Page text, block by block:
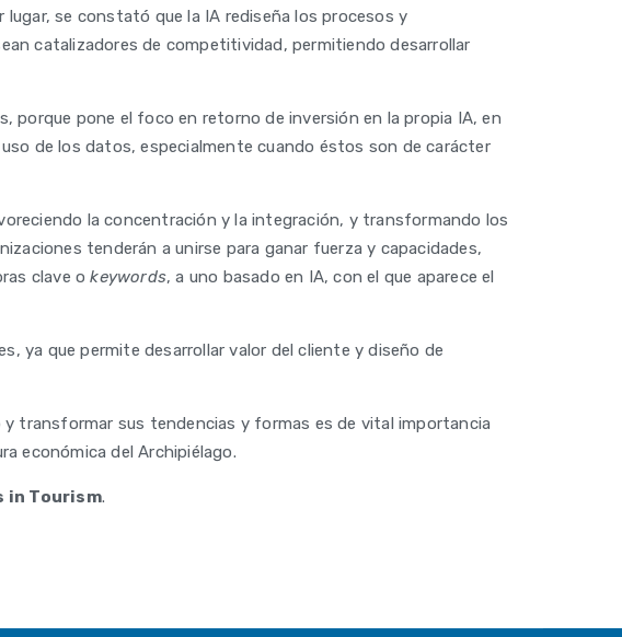
se constató que la IA rediseña los procesos y
catalizadores de competitividad, permitiendo desarrollar
porque pone el foco en retorno de inversión en la propia IA, en
de los datos, especialmente cuando éstos son de carácter
la concentración y la integración, y transformando los
tenderán a unirse para ganar fuerza y capacidades,
clave okeywords, a uno basado en IA, con el que aparece el
ya que permite desarrollar valor del cliente y diseño de
transformar sus tendencias y formas es de vital importancia
económica del Archipiélago.
in Tourism.